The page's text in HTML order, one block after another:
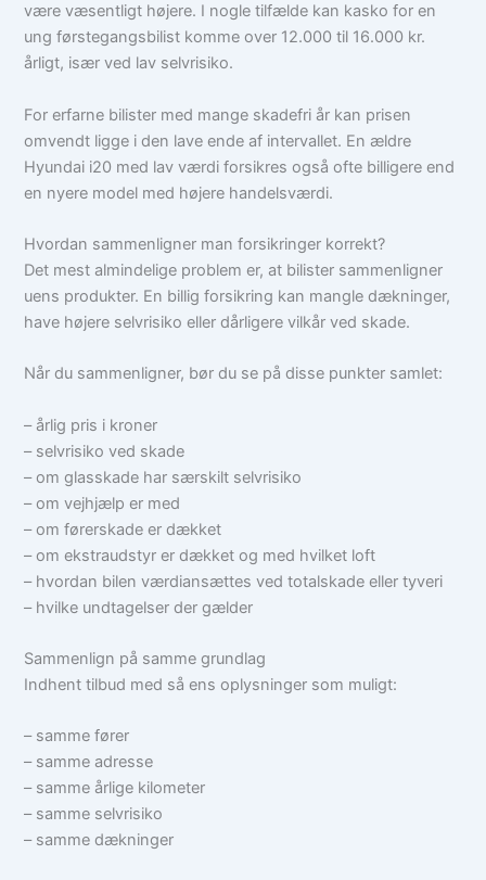
være væsentligt højere. I nogle tilfælde kan kasko for en
ung førstegangsbilist komme over 12.000 til 16.000 kr.
årligt, især ved lav selvrisiko.
For erfarne bilister med mange skadefri år kan prisen
omvendt ligge i den lave ende af intervallet. En ældre
Hyundai i20 med lav værdi forsikres også ofte billigere end
en nyere model med højere handelsværdi.
Hvordan sammenligner man forsikringer korrekt?
Det mest almindelige problem er, at bilister sammenligner
uens produkter. En billig forsikring kan mangle dækninger,
have højere selvrisiko eller dårligere vilkår ved skade.
Når du sammenligner, bør du se på disse punkter samlet:
– årlig pris i kroner
– selvrisiko ved skade
– om glasskade har særskilt selvrisiko
– om vejhjælp er med
– om førerskade er dækket
– om ekstraudstyr er dækket og med hvilket loft
– hvordan bilen værdiansættes ved totalskade eller tyveri
– hvilke undtagelser der gælder
Sammenlign på samme grundlag
Indhent tilbud med så ens oplysninger som muligt:
– samme fører
– samme adresse
– samme årlige kilometer
– samme selvrisiko
– samme dækninger